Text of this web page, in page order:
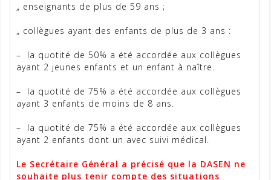
„ enseignants de plus de 59 ans ;
„ collègues ayant des enfants de plus de 3 ans :
– la quotité de 50% a été accordée aux collègues
ayant 2 jeunes enfants et un enfant à naître.
– la quotité de 75% a été accordée aux collègues
ayant 3 enfants de moins de 8 ans.
– la quotité de 75% a été accordée aux collègues
ayant 2 enfants dont un avec suivi médical.
Le Secrétaire Général a précisé que la DASEN ne
souhaite plus tenir compte des situations